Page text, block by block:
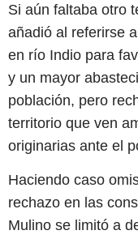
Si aún faltaba otro
añadió al referirse
en río Indio para
y un mayor
población, pero
territorio que ven
originarias ante el
Haciendo caso
rechazo en las
Mulino se limitó a